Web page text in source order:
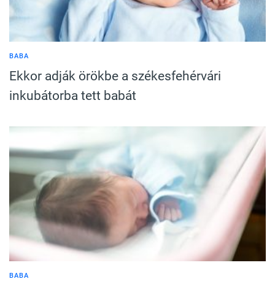
BABA
Ekkor adják örökbe a székesfehérvári
inkubátorba tett babát
BABA